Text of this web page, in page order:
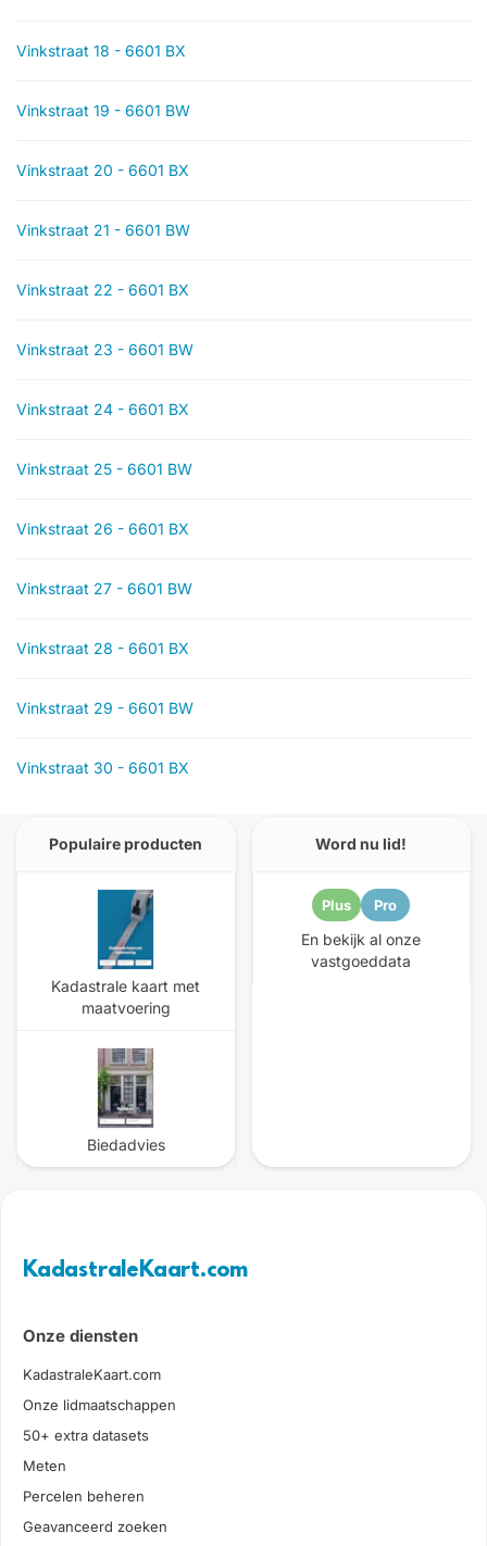
Vinkstraat 18 - 6601 BX
Vinkstraat 19 - 6601 BW
Vinkstraat 20 - 6601 BX
Vinkstraat 21 - 6601 BW
Vinkstraat 22 - 6601 BX
Vinkstraat 23 - 6601 BW
Vinkstraat 24 - 6601 BX
Vinkstraat 25 - 6601 BW
Vinkstraat 26 - 6601 BX
Vinkstraat 27 - 6601 BW
Vinkstraat 28 - 6601 BX
Vinkstraat 29 - 6601 BW
Vinkstraat 30 - 6601 BX
Populaire producten
Kadastrale kaart met
maatvoering
Biedadvies
Word nu lid!
Plus Pro
En bekijk al onze
vastgoeddata
KadastraleKaart.com
Onze diensten
KadastraleKaart.com
Onze lidmaatschappen
50+ extra datasets
Meten
Percelen beheren
Geavanceerd zoeken